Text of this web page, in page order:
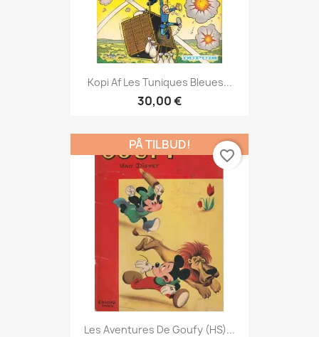
Kopi Af Les Tuniques Bleues...
30,00 €
Les Aventures De Goufy (HS)...
PÅ TILBUD!
favorite_border